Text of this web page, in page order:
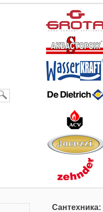
Сантехника: